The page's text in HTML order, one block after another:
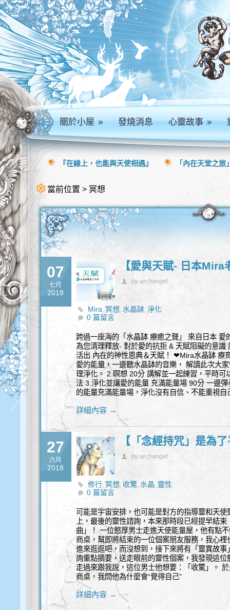
關於小屋» 發燒消息 心靈故事»
當前位置 > 冥想
07
七月
2018
【愛與天賦- 日本
by archangel
Mira,冥想,水晶缽,淨化
0 篇留言
跨過一座海的「水晶缽 療癒之聲」 來自日本
為您清理釋放- 對於愛的抗拒 & 天賦阻礙的意
活出 內在的神性恩典＆天賦！ ❤Mira水晶缽 療
愛的能量，一邊聽水晶缽的音樂， 解讀此次大
理淨化。 2.瞑想 20分 講解並一起練習，平時
法 3.淨化並讓愛的能量 充滿能量場 90分 一邊
的能量充滿能量場，淨化沒有自信、不能重視自
詳細內容 →
27
六月
2018
【「念經持咒」是為
by archangel
修行,冥想, 收驚,水晶, 靈性
0 篇留言
可能是宇宙安排，也可能是對方的指導靈和天
上，最後的靈性諮詢，本來那時段已經提早結
曲」！ 一位憨厚男士走進天使能量屋，他有點
商桌，幫即將結束的一位個案朋友服務，我心
進來逛逛吧，而沒想到，接下來將有「靈異故
詢重點摘要，送走眼前的靈性個案，我發現這
走過來跟我說，這位男士他想要：「收驚」。
商桌，我問他為什麼會“覺得自己”
詳細內容 →
『在線上，也能與天使相遇』 「內在天堂之